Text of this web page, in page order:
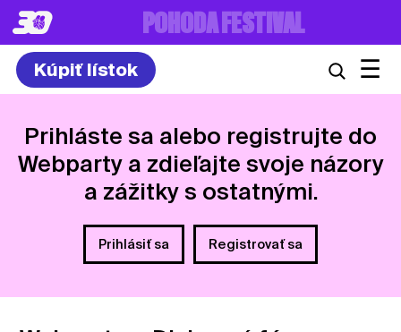
8. – 10.7.2027
Kúpiť lístok ☰
Prihláste sa alebo registrujte do
Webparty a zdieľajte svoje názory
a zážitky s ostatnými.
Prihlásiť sa Registrovať sa